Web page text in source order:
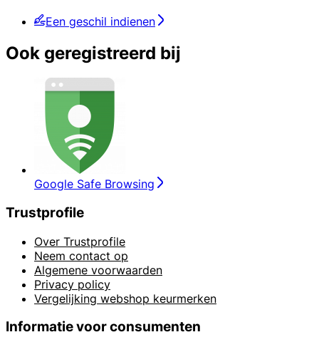
Een geschil indienen
Ook geregistreerd bij
Google Safe Browsing
Trustprofile
Over Trustprofile
Neem contact op
Algemene voorwaarden
Privacy policy
Vergelijking webshop keurmerken
Informatie voor consumenten